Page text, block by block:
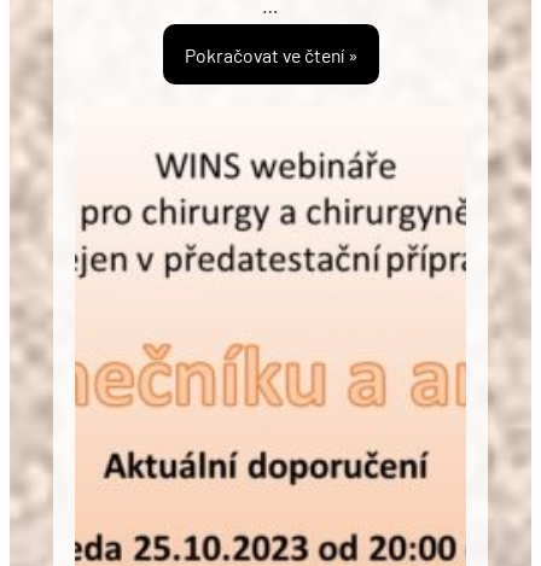
…
Pokračovat ve čtení »